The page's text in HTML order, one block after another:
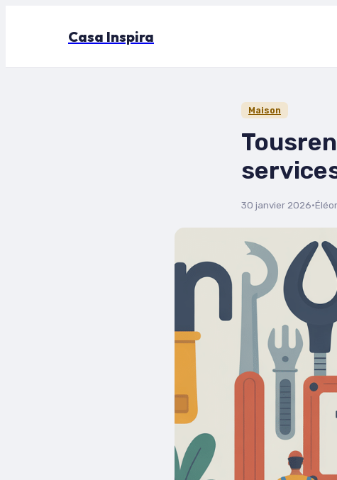
Casa Inspira
Maison
30 janvier 2026·